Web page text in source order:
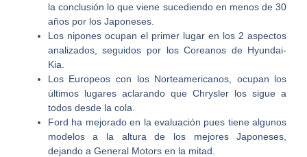
la conclusión lo que viene sucediendo en menos de 30
años por los Japoneses.
Los nipones ocupan el primer lugar en los 2 aspectos
analizados, seguidos por los Coreanos de Hyundai-
Kia.
Los Europeos con los Norteamericanos, ocupan los
últimos lugares aclarando que Chrysler los sigue a
todos desde la cola.
Ford ha mejorado en la evaluación pues tiene algunos
modelos a la altura de los mejores Japoneses,
dejando a General Motors en la mitad.